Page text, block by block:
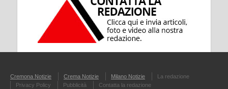
Cremona Notizie Crema Notizie Milano Notizie
La redazione
Privacy Policy
Pubblicità Contatta la redazione